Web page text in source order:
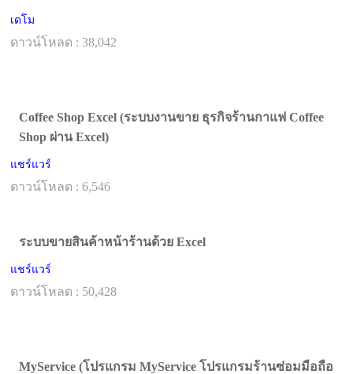
เดโม
ดาวน์โหลด : 38,042
Coffee Shop Excel (ระบบงานขาย ธุรกิจร้านกาแฟ Coffee
Shop ผ่าน Excel)
แชร์แวร์
ดาวน์โหลด : 6,546
ระบบขายสินค้าหน้าร้านด้วย Excel
แชร์แวร์
ดาวน์โหลด : 50,428
MyService (โปรแกรม MyService โปรแกรมร้านซ่อมมือถือ